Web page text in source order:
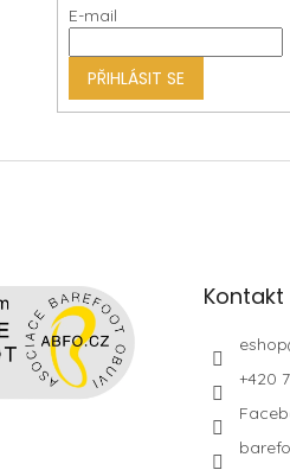
E-mail
PŘIHLÁSIT SE
Kontakt
eshop
+420